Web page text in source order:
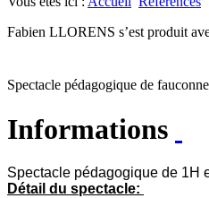
Fabien LLORENS s’est produit
Spectacle pédagogique de
Informations
Spectacle pédagogique de 1H
Détail du spectacle: